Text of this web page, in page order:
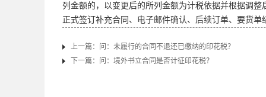
列金额的，以变更后的所列金额为计税依据并根据调
正式签订补充合同、电子邮件确认、后续订单、要货
上一篇： 问：未履行的合同不退还已缴纳的印花税？
下一篇： 问：​境外书立合同是否计征印花税？